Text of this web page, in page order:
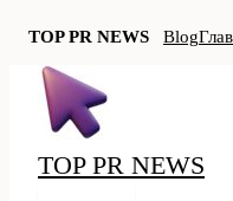
TOP PR NEWS Blog
Перейти
содержимому
TOP PR NEWS